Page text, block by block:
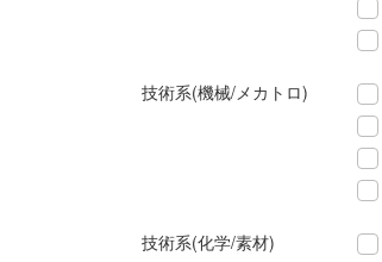
技術系(機械/メカトロ)
技術系(化学/素材)